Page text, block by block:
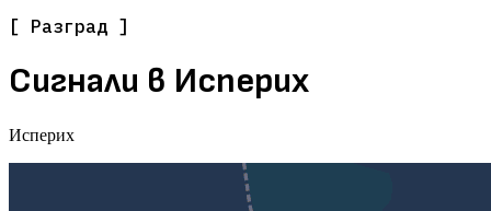
[ Разград ]
Сигнали в Исперих
Исперих